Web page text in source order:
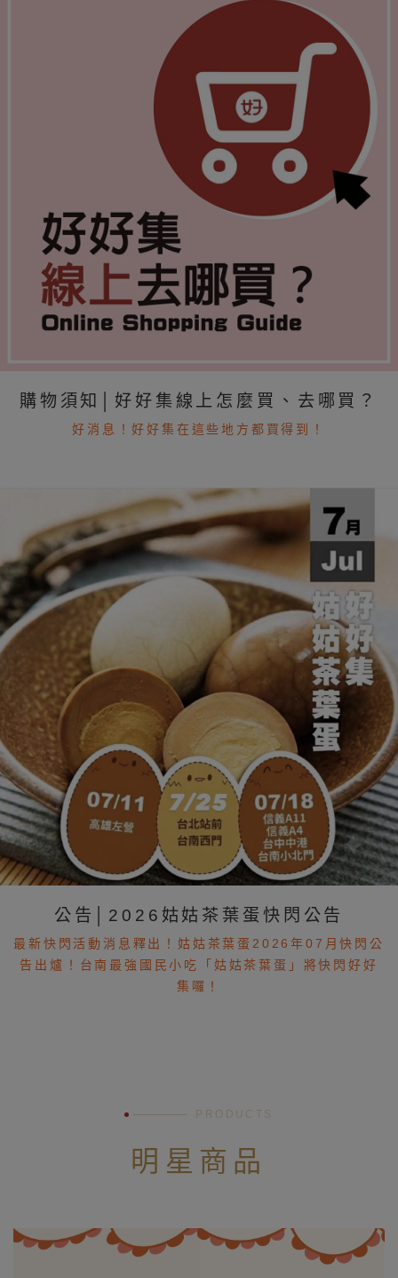
購物須知│好好集線上怎麼買、去哪買？
好消息！好好集在這些地方都買得到！
公告│2026姑姑茶葉蛋快閃公告
最新快閃活動消息釋出！姑姑茶葉蛋2026年07月快閃公
告出爐！台南最強國民小吃「姑姑茶葉蛋」將快閃好好
集囉！
PRODUCTS
明星商品